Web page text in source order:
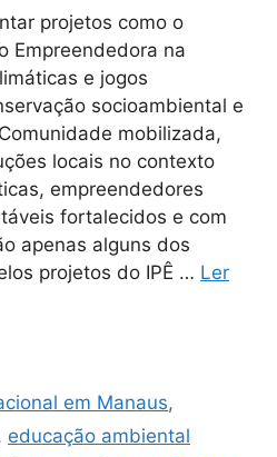
projetos como o
Empreendedora na
e jogos
socioambiental e
mobilizada,
locais no contexto
empreendedores
fortalecidos e com
apenas alguns dos
projetos do IPÊ … Ler
em Manaus,
educação ambiental